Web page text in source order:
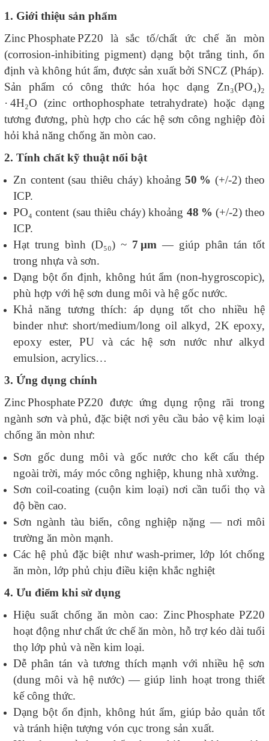
1. Giới thiệu sản phẩm
Zinc Phosphate PZ20 là sắc tố/chất ức chế ăn mòn
(corrosion‑inhibiting pigment) dạng bột trắng tinh, ổn
định và không hút ẩm, được sản xuất bởi SNCZ (Pháp).
Sản phẩm có công thức hóa học dạng Zn₃(PO₄)₂
· 4H₂O (zinc orthophosphate tetrahydrate) hoặc dạng
tương đương, phù hợp cho các hệ sơn công nghiệp đòi
hỏi khả năng chống ăn mòn cao.
2. Tính chất kỹ thuật nổi bật
Zn content (sau thiêu cháy) khoảng 50 % (+/‑2) theo
ICP.
PO₄ content (sau thiêu cháy) khoảng 48 % (+/‑2) theo
ICP.
Hạt trung bình (D₅₀) ~ 7 µm — giúp phân tán tốt
trong nhựa và sơn.
Dạng bột ổn định, không hút ẩm (non‑hygroscopic),
phù hợp với hệ sơn dung môi và hệ gốc nước.
Khả năng tương thích: áp dụng tốt cho nhiều hệ
binder như: short/medium/long oil alkyd, 2K epoxy,
epoxy ester, PU và các hệ sơn nước như alkyd
emulsion, acrylics…
3. Ứng dụng chính
Zinc Phosphate PZ20 được ứng dụng rộng rãi trong
ngành sơn và phủ, đặc biệt nơi yêu cầu bảo vệ kim loại
chống ăn mòn như:
Sơn gốc dung môi và gốc nước cho kết cấu thép
ngoài trời, máy móc công nghiệp, khung nhà xưởng.
Sơn coil‑coating (cuộn kim loại) nơi cần tuổi thọ và
độ bền cao.
Sơn ngành tàu biển, công nghiệp nặng — nơi môi
trường ăn mòn mạnh.
Các hệ phủ đặc biệt như wash‑primer, lớp lót chống
ăn mòn, lớp phủ chịu điều kiện khắc nghiệt
4. Ưu điểm khi sử dụng
Hiệu suất chống ăn mòn cao: Zinc Phosphate PZ20
hoạt động như chất ức chế ăn mòn, hỗ trợ kéo dài tuổi
thọ lớp phủ và nền kim loại.
Dễ phân tán và tương thích mạnh với nhiều hệ sơn
(dung môi và hệ nước) — giúp linh hoạt trong thiết
kế công thức.
Dạng bột ổn định, không hút ẩm, giúp bảo quản tốt
và tránh hiện tượng vón cục trong sản xuất.